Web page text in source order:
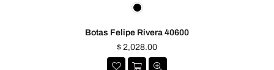
Botas Felipe Rivera 40600
Precio
habitual
$ 2,028.00